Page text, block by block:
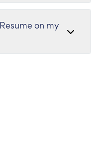
on my